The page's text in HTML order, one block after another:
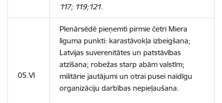
117; 119;121.
05.VI
Plenārsēdē pieņemti pirmie četri Miera
līguma punkti: karastāvokļa izbeigšana;
Latvijas suverenitātes un patstāvības
atzīšana; robežas starp abām valstīm;
militārie jautājumi un otrai pusei naidīgu
organizāciju darbības nepieļaušana.